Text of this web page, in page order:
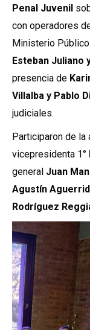
Penal Juvenil
con operadores
Ministerio
Esteban Juliano
presencia de
Villalba y Pablo
judiciales.
Participaron de la
vicepresidenta 1°
general Juan
Agustín
Rodríguez